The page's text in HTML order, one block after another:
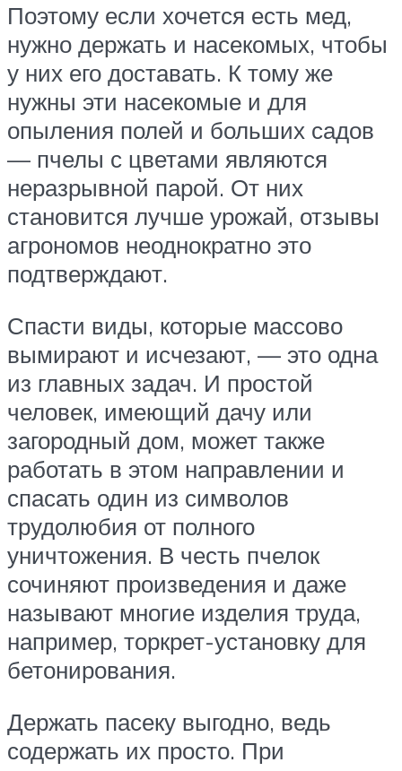
Поэтому если хочется есть мед,
нужно держать и насекомых, чтобы
у них его доставать. К тому же
нужны эти насекомые и для
опыления полей и больших садов
— пчелы с цветами являются
неразрывной парой. От них
становится лучше урожай, отзывы
агрономов неоднократно это
подтверждают.
Спасти виды, которые массово
вымирают и исчезают, — это одна
из главных задач. И простой
человек, имеющий дачу или
загородный дом, может также
работать в этом направлении и
спасать один из символов
трудолюбия от полного
уничтожения. В честь пчелок
сочиняют произведения и даже
называют многие изделия труда,
например, торкрет-установку для
бетонирования.
Держать пасеку выгодно, ведь
содержать их просто. При